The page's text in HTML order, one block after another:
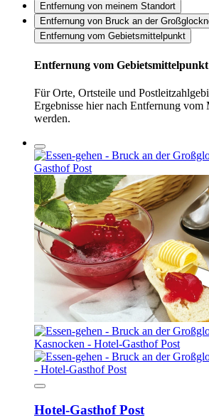
Entfernung von meinem Standort
Entfernung von Bruck an der
Entfernung vom Gebietsmittelpunkt
Entfernung vom Gebietsmittelpunkt
Für Orte, Ortsteile und
Ergebnisse hier nach Entfernung vom
werden.
Hotel-Gasthof Post